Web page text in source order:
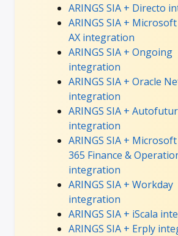
ARINGS SIA + Directo
ARINGS SIA +
AX integration
ARINGS SIA + Ongoing
integration
ARINGS SIA + Oracle
integration
ARINGS SIA + Autofutur
integration
ARINGS SIA +
365 Finance &
integration
ARINGS SIA + Workday
integration
ARINGS SIA + iScala
ARINGS SIA + Erply